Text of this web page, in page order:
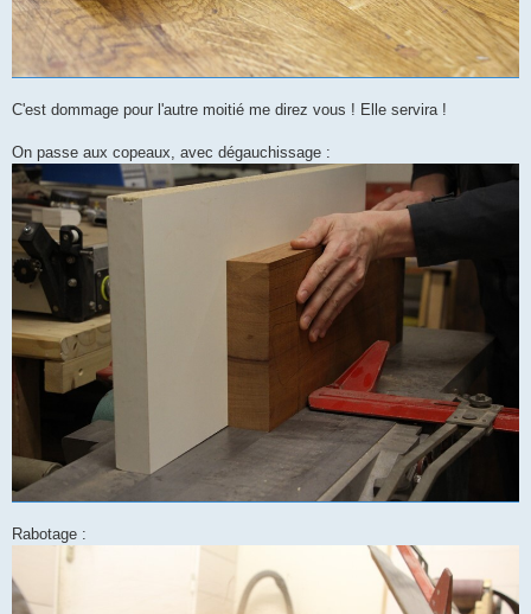
C'est dommage pour l'autre moitié me direz vous ! Elle servira !
On passe aux copeaux, avec dégauchissage :
Rabotage :